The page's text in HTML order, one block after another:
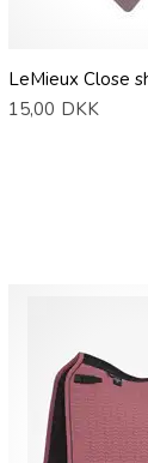
LeMieux Close
15,00 DKK